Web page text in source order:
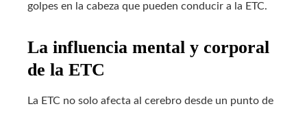
golpes en la cabeza que pueden conducir a la ETC.
La influencia mental y corporal
de la ETC
La ETC no solo afecta al cerebro desde un punto de